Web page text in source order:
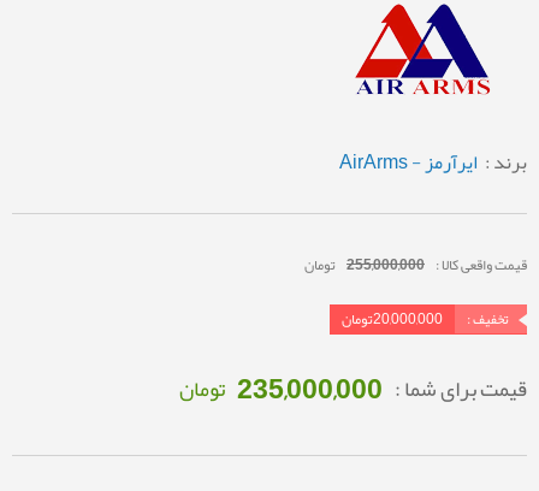
برند : ایرآرمز - AirArms
قیمت واقعی کالا : 255,000,000 تومان
تخفیف :
20,000,000تومان
قیمت برای شما : 235,000,000 تومان